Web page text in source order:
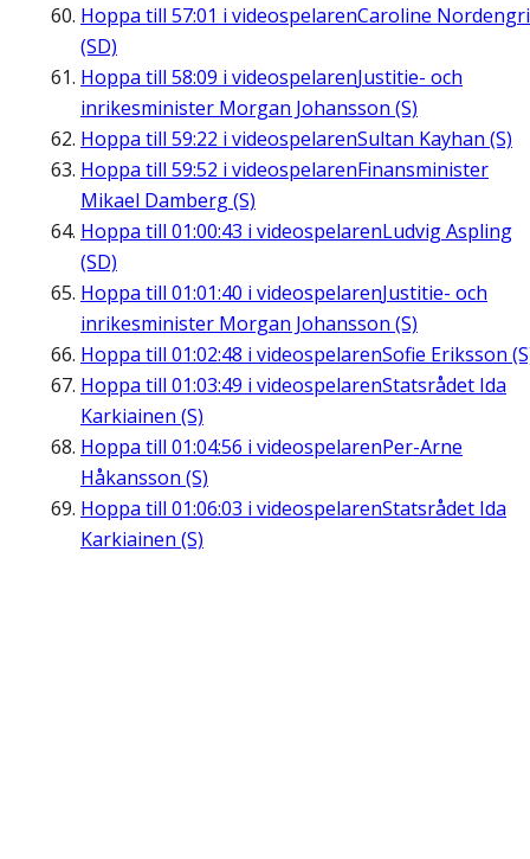
Hoppa till 57:01 i videospelarenCaroline
(SD)
Hoppa till 58:09 i videospelarenJustitie- och
inrikesminister Morgan Johansson (S)
Hoppa till 59:22 i videospelarenSultan Kayhan (S)
Hoppa till 59:52 i videospelarenFinansminister
Mikael Damberg (S)
Hoppa till 01:00:43 i videospelarenLudvig Aspling
(SD)
Hoppa till 01:01:40 i videospelarenJustitie- och
inrikesminister Morgan Johansson (S)
Hoppa till 01:02:48 i videospelarenSofie Eriksson
Hoppa till 01:03:49 i videospelarenStatsrådet Ida
Karkiainen (S)
Hoppa till 01:04:56 i videospelarenPer-Arne
Håkansson (S)
Hoppa till 01:06:03 i videospelarenStatsrådet Ida
Karkiainen (S)